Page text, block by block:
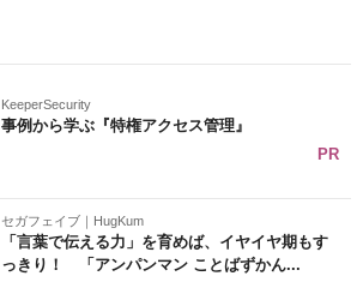
KeeperSecurity
事例から学ぶ『特権アクセス管理』
PR
セガフェイブ｜HugKum
「言葉で伝える力」を育めば、イヤイヤ期もす
っきり！ 「アンパンマン ことばずかん...